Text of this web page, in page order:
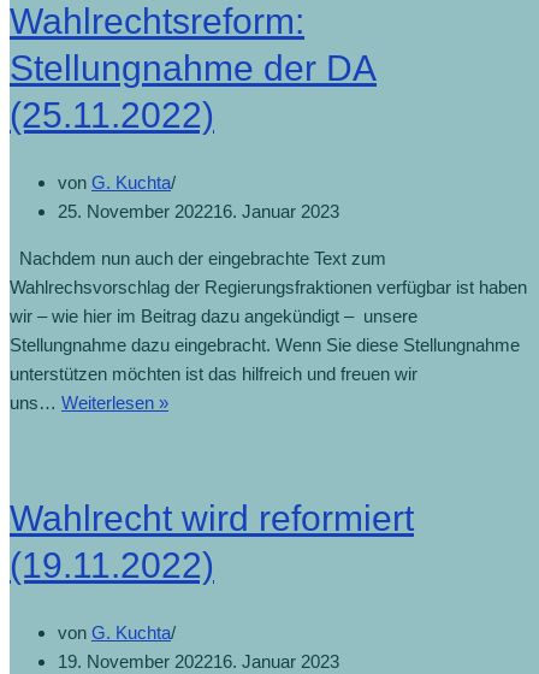
Wahlrechtsreform:
Stellungnahme der DA
(25.11.2022)
von G. Kuchta
25. November 202216. Januar 2023
Nachdem nun auch der eingebrachte Text zum
Wahlrechsvorschlag der Regierungsfraktionen verfügbar ist haben
wir – wie hier im Beitrag dazu angekündigt – unsere
Stellungnahme dazu eingebracht. Wenn Sie diese Stellungnahme
unterstützen möchten ist das hilfreich und freuen wir
uns… Weiterlesen »
Wahlrecht wird reformiert
(19.11.2022)
von G. Kuchta
19. November 202216. Januar 2023